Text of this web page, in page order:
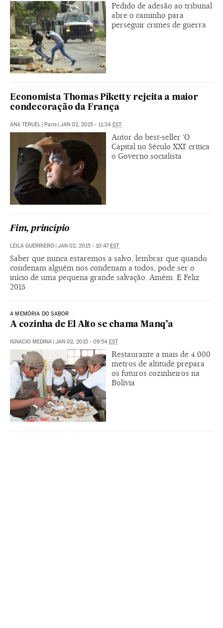
Pedido de adesão ao tribunal
abre o caminho para
perseguir crimes de guerra
Economista Thomas Piketty rejeita a maior
condecoração da França
ANA TERUEL | Paris | JAN 02, 2015 - 11:24 EST
Autor do best-seller ‘O
Capital no Século XXI’ critica
o Governo socialista
Fim, princípio
LEILA GUERRIERO | JAN 02, 2015 - 10:47EST
Saber que nunca estaremos a salvo, lembrar que quando
condenam alguém nos condenam a todos, pode ser o
início de uma pequena grande salvação. Amém. E Feliz
2015
A MEMÓRIA DO SABOR
A cozinha de El Alto se chama Manq’a
IGNACIO MEDINA | JAN 02, 2015 - 09:54 EST
Restaurante a mais de 4.000
metros de altitude prepara
os futuros cozinheiros na
Bolívia